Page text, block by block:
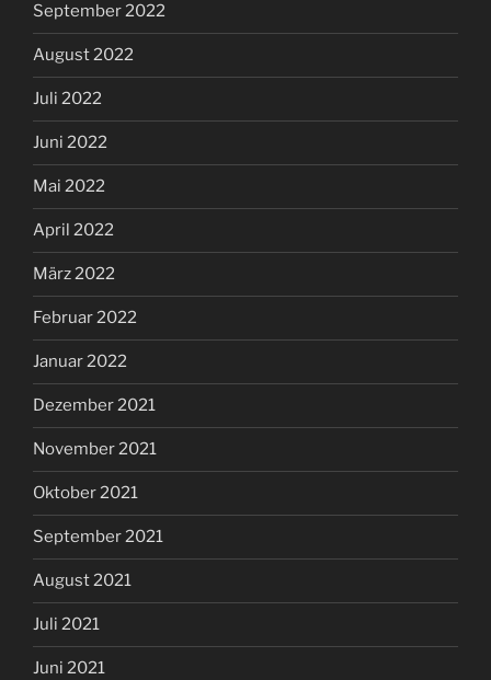
September 2022
August 2022
Juli 2022
Juni 2022
Mai 2022
April 2022
März 2022
Februar 2022
Januar 2022
Dezember 2021
November 2021
Oktober 2021
September 2021
August 2021
Juli 2021
Juni 2021